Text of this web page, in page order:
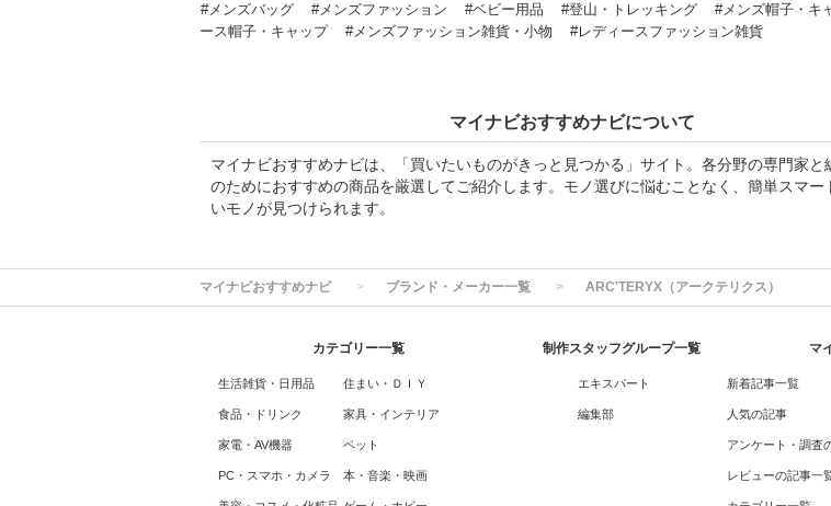
#メンズバッグ #メンズファッション #ベビー用品 #登山・トレッキング #メンズ帽子・キ
ース帽子・キャップ
#メンズファッション雑貨・小物 #レディースファッション雑貨
マイナビおすすめナビについて
マイナビおすすめナビは、「買いたいものがきっと見つかる」サイト。各分野の専門家と
のためにおすすめの商品を厳選してご紹介します。モノ選びに悩むことなく、簡単スマー
いモノが見つけられます。
マイナビおすすめナビ ブランド・メーカー一覧 ARC'TERYX（アークテリクス）
カテゴリー一覧
生活雑貨・日用品
食品・ドリンク
家電・AV機器
PC・スマホ・カメラ
住まい・ＤＩＹ
家具・インテリア
ペット
本・音楽・映画
制作スタッフグループ一覧
エキスパート
編集部
マ
新着記事一覧
人気の記事
アンケート・調査
レビューの記事一